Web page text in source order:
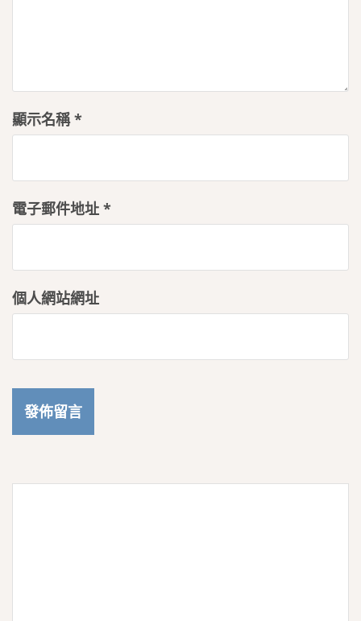
顯示名稱*
電子郵件地址 *
個人網站網址